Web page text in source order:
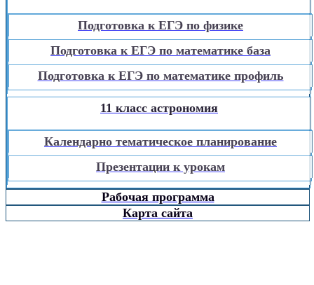
Подготовка к ЕГЭ по физике
Подготовка к ЕГЭ по математике база
Подготовка к ЕГЭ по математике профиль
11 класс астрономия
Календарно тематическое планирование
Презентации к урокам
Рабочая программа
Карта сайта